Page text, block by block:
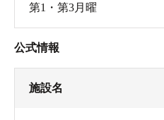
第1・第3月曜
公式情報
施設名